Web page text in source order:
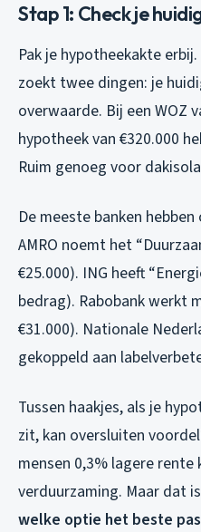
Stap 1: Check je
Pak je hypotheekakte
zoekt twee dingen: je
overwaarde. Bij een WOZ
hypotheek van €320.000
Ruim genoeg voor
De meeste banken
AMRO noemt het
€25.000). ING heeft
bedrag). Rabobank werkt
€31.000). Nationale
gekoppeld aan
Tussen haakjes, als je
zit, kan oversluiten
mensen 0,3% lagere
verduurzaming. Maar dat
welke optie het beste